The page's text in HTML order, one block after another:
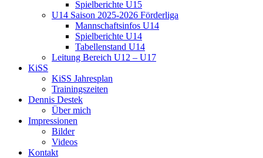
Spielberichte U15
U14 Saison 2025-2026 Förderliga
Mannschaftsinfos U14
Spielberichte U14
Tabellenstand U14
Leitung Bereich U12 – U17
KiSS
KiSS Jahresplan
Trainingszeiten
Dennis Destek
Über mich
Impressionen
Bilder
Videos
Kontakt